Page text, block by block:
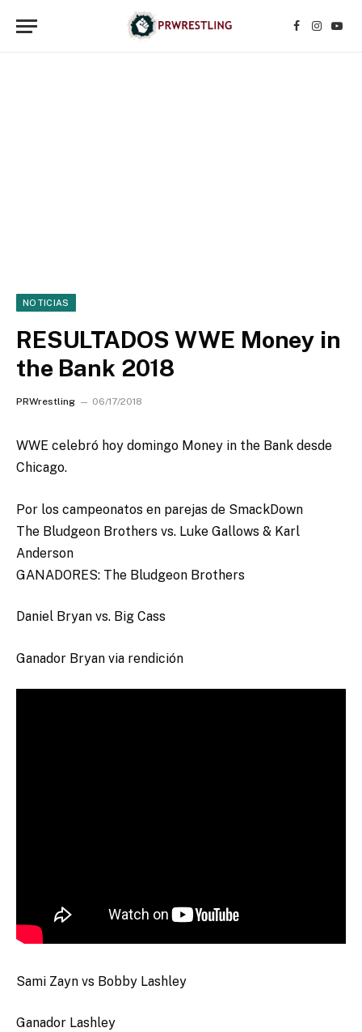
Facebook
NOTICIAS
RESULTADOS WWE Money in
the Bank 2018
PRWrestling 06/17/2018
WWE celebró hoy domingo Money in the Bank desde
Chicago.
Por los campeonatos en parejas de SmackDown
The Bludgeon Brothers vs. Luke Gallows & Karl
Anderson
GANADORES: The Bludgeon Brothers
Daniel Bryan vs. Big Cass
Ganador Bryan via rendición
Sami Zayn vs Bobby Lashley
Ganador Lashley